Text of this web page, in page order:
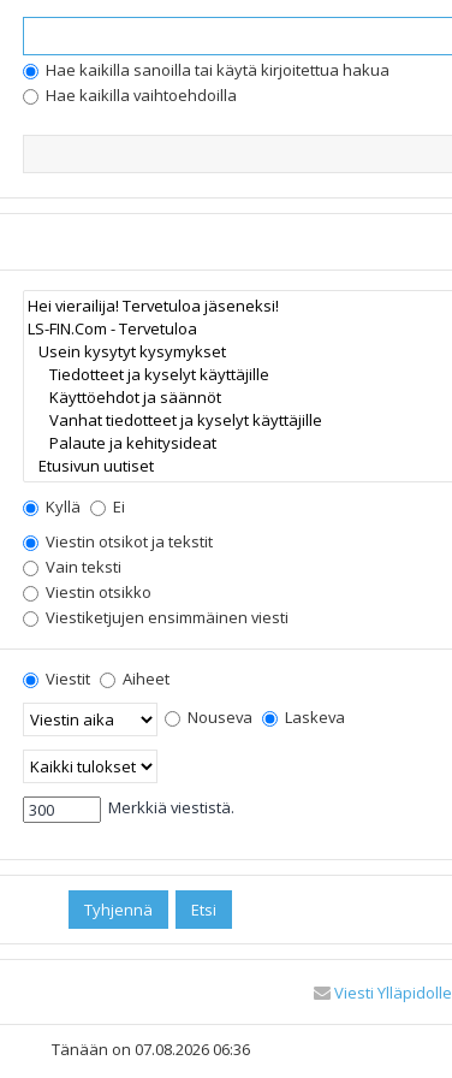
Hae kaikilla sanoilla tai käytä kirjoitettua hakua
Hae kaikilla vaihtoehdoilla
Kyllä
Ei
Viestin otsikot ja tekstit
Vain teksti
Viestin otsikko
Viestiketjujen ensimmäinen viesti
Viestit
Aiheet
Nouseva
Laskeva
Merkkiä viestistä.
Viesti Ylläpidolle
Tänään on 07.08.2026 06:36